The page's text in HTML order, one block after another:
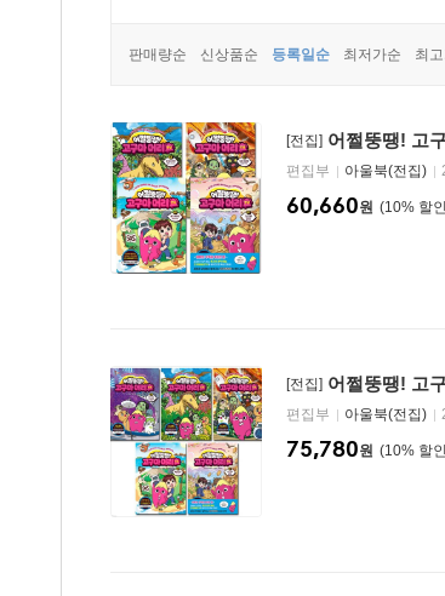
판매량순 신상품순 등록일순 최저가순 최
[전집] 어쩔뚱땡! 고
편집부
아울북(전집)
10%
60,660원
[전집] 어쩔뚱땡! 고
편집부
아울북(전집)
10%
75,780원